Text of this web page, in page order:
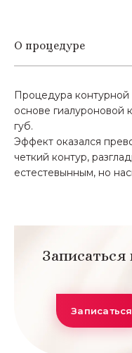
О процедуре
Процедура контурной
основе гиалуроновой
губ.
Эффект оказался
четкий контур,
естестевынным, но
Записаться